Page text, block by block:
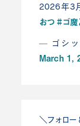
2026年3
おつ #ゴ
— ゴシッ
March 1,
＼フォロ